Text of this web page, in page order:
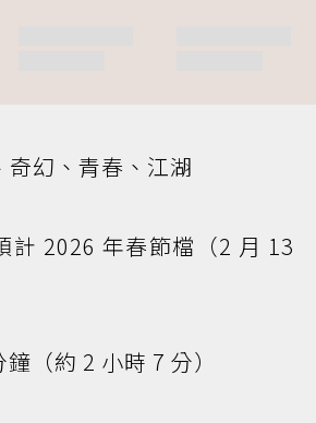
幻、青春、江湖
2026 年春節檔（2 月 13
（約 2 小時 7 分）